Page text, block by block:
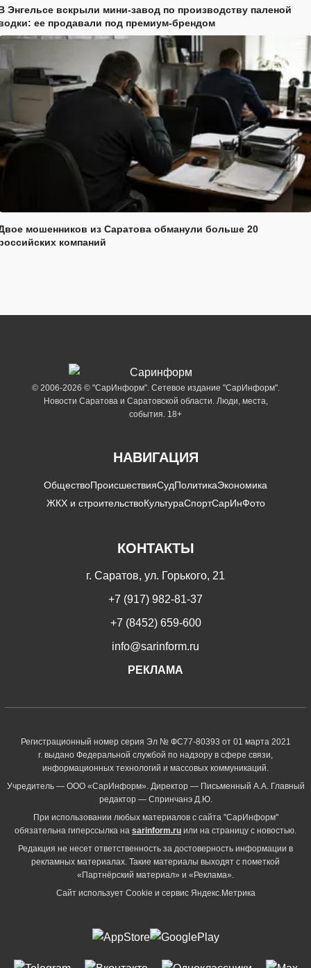
Энгельсе вскрыли мини-завод по производству паленой
ее продавали под премиум-брендом
мошенников из Саратова обманули больше 20
компаний
© 2006-2026 © "СарИнформ". Сетевое издание "СарИнформ".
Новости Саратова и Саратовской области. Люди, места,
события. 18+
НАВИГАЦИЯ
ОбществоПроисшествияСудПолитикаЭкономика
ЖКХ и строительствоКультураСпортСарИнФото
КОНТАКТЫ
г. Саратов, ул. Горького, 21
+7 (917) 982-81-37
+7 (8452) 659-600
info@sarinform.ru
РЕКЛАМА
Регистрационный номер серия Эл № ФС77-80393 от 01 марта 2021
г. выдано Федеральной службой по надзору в сфере связи,
информационных технологий и массовых коммуникаций.
Учредитель — ООО «СарИнформ». Директор — Письменный А.А. Главный
редактор — Спринчанэ Д.Ю.
При использовании любых материалов с сайта "СарИнформ"
обязательна гиперссылка на sarinform.ru или на страницу с новостью.
Редакция не несет ответственность за достоверность информации в
рекламных материалах. Такие материалы выходят с пометкой
«Партнёрский материал» и «Реклама».
Сайт использует Cookie и сервиc Яндекс.Метрика